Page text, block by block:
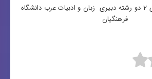
نمونه گزارش کارورزی 2 دو رشته دبیری زبان و ادبیات عرب دانشگاه
فرهنگیان